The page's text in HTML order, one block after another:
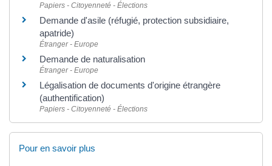
Papiers - Citoyenneté - Élections
Demande d'asile (réfugié, protection subsidiaire,
apatride)
Étranger - Europe
Demande de naturalisation
Étranger - Europe
Légalisation de documents d'origine étrangère
(authentification)
Papiers - Citoyenneté - Élections
Pour en savoir plus